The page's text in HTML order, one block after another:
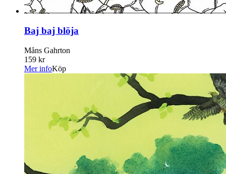
Baj baj blöja
Måns Gahrton
159 kr
Mer infoKöp